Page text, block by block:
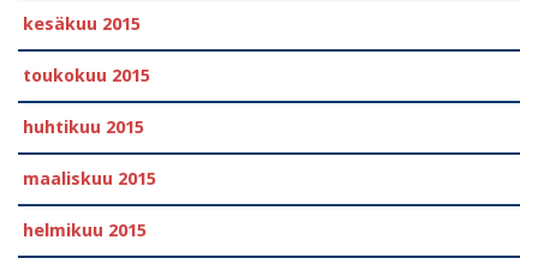
kesäkuu 2015
toukokuu 2015
huhtikuu 2015
maaliskuu 2015
helmikuu 2015